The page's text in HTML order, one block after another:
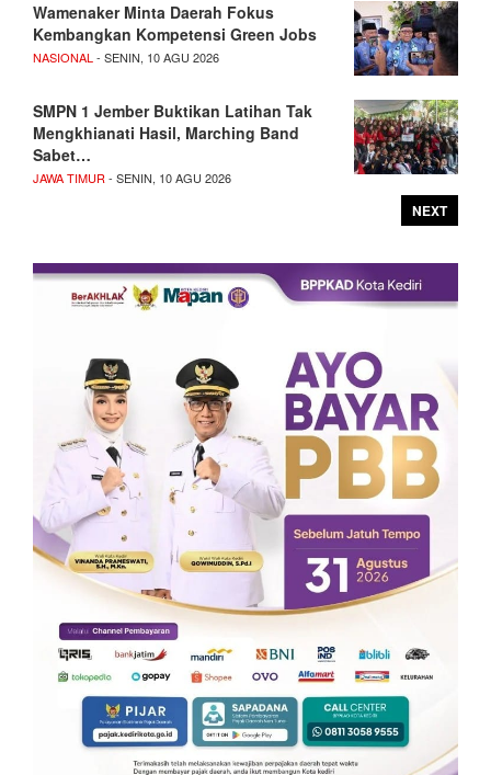
Wamenaker Minta Daerah Fokus
Kembangkan Kompetensi Green Jobs
NASIONAL- SENIN, 10 AGU 2026
SMPN 1 Jember Buktikan Latihan Tak
Mengkhianati Hasil, Marching Band
Sabet…
JAWA TIMUR- SENIN, 10 AGU 2026
NEXT